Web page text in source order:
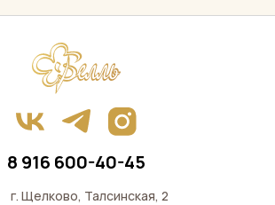
8 916 600-40-45
г. Щелково, Талсинская, 2